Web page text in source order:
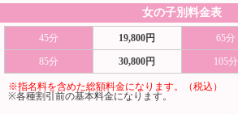
女の子別料金表
45分 19,800円 65分
85分 30,800円 105分
※指名料を含めた総額料金になります。（税込）
※各種割引前の基本料金になります。